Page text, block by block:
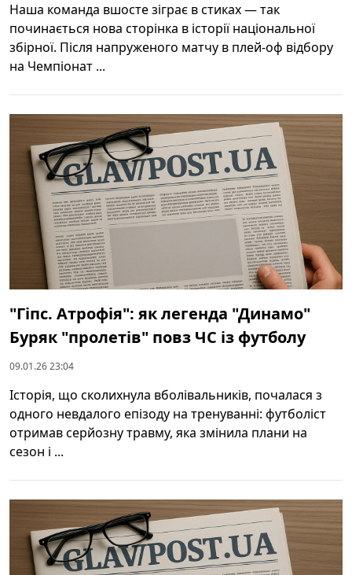
Наша команда вшосте зіграє в стиках — так
починається нова сторінка в історії національної
збірної. Після напруженого матчу в плей-оф відбору
на Чемпіонат ...
"Гіпс. Атрофія": як легенда "Динамо"
Буряк "пролетів" повз ЧС із футболу
09.01.26 23:04
Історія, що сколихнула вболівальників, почалася з
одного невдалого епізоду на тренуванні: футболіст
отримав серйозну травму, яка змінила плани на
сезон і ...